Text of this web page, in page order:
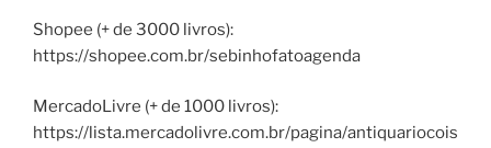
Shopee (+ de 3000 livros):
https://shopee.com.br/sebinhofatoagenda
MercadoLivre (+ de 1000 livros):
https://lista.mercadolivre.com.br/pagina/antiquariocois